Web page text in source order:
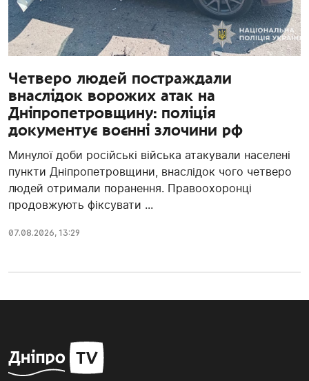
Четверо людей постраждали
внаслідок ворожих атак на
Дніпропетровщину: поліція
документує воєнні злочини рф
Минулої доби російські війська атакували населені
пункти Дніпропетровщини, внаслідок чого четверо
людей отримали поранення. Правоохоронці
продовжують фіксувати ...
07.08.2026, 13:29